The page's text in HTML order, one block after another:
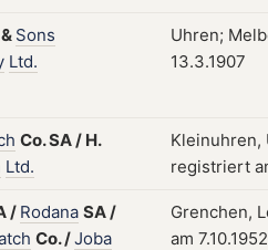
& Sons
Ltd.
Uhren;
13.3.1907
Co.SA/ H.
Ltd.
Kleinuhren,
registriert
/ Rodana SA/
Co./Joba
Grenchen,
am 7.10.1952